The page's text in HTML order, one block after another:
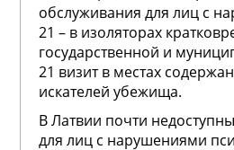
обслуживания для лиц с
21 – в изоляторах
государственной и
21 визит в местах
искателей убежища.
В Латвии почти
для лиц с нарушениями